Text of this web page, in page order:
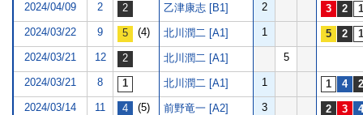
2024/04/09 2 乙津康志 [B1] 2
2024/03/22 9 (4) 北川潤二 [A1] 1
2024/03/21 12 北川潤二 [A1] 5
2024/03/21 8 北川潤二 [A1] 1
2024/03/14 11 (5) 前野竜一 [A2] 3